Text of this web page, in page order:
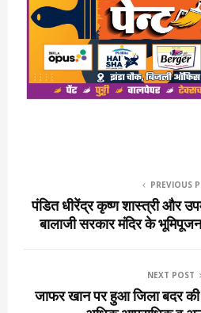
PREVIOUS
पंडित धीरेंद्र कृष्ण शास्त्री और
बालाजी सरकार मंदिर के
NEXT POST
जाफर खान पर हुआ जिला बदर की